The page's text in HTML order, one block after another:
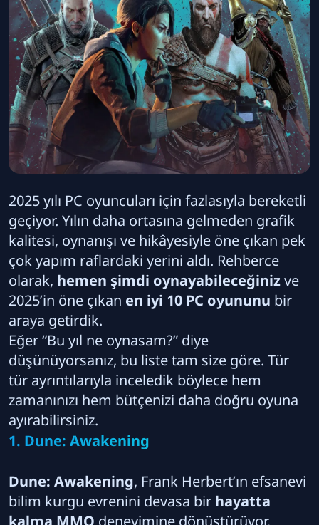
2025 yılı PC oyuncuları için fazlasıyla bereketli
geçiyor. Yılın daha ortasına gelmeden grafik
kalitesi, oynanışı ve hikâyesiyle öne çıkan pek
çok yapım raflardaki yerini aldı. Rehberce
olarak, hemen şimdi oynayabileceğinizve
2025’in öne çıkan en iyi 10 PC oyununu bir
araya getirdik.
Eğer “Bu yıl ne oynasam?” diye
düşünüyorsanız, bu liste tam size göre. Tür
tür ayrıntılarıyla inceledik böylece hem
zamanınızı hem bütçenizi daha doğru oyuna
ayırabilirsiniz.
1. Dune: Awakening
Dune: Awakening, Frank Herbert’ın efsanevi
bilim kurgu evrenini devasa bir hayatta
kalma MMO deneyimine dönüştürüyor.